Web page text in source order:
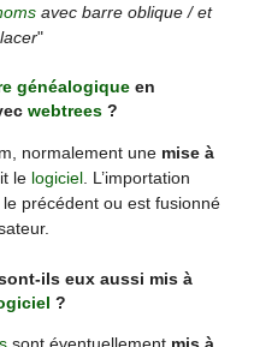
avec barre oblique / et
"
généalogique en
webtrees ?
normalement une mise à
le logiciel. L’importation
précédent ou est fusionné
ils eux aussi mis à
?